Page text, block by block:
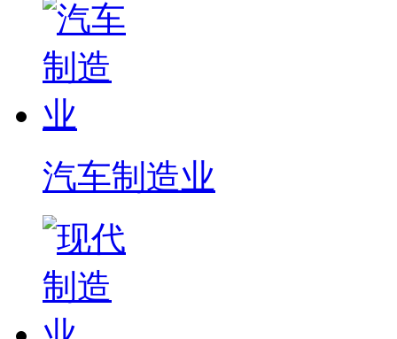
汽车制造业